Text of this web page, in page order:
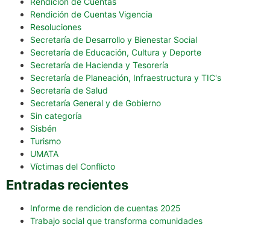
Rendición de Cuentas Vigencia
Resoluciones
Secretaría de Desarrollo y Bienestar Social
Secretaría de Educación, Cultura y Deporte
Secretaría de Hacienda y Tesorería
Secretaría de Planeación, Infraestructura y TIC's
Secretaría de Salud
Secretaría General y de Gobierno
Sin categoría
Sisbén
Turismo
UMATA
Víctimas del Conflicto
Entradas recientes
Informe de rendicion de cuentas 2025
Trabajo social que transforma comunidades